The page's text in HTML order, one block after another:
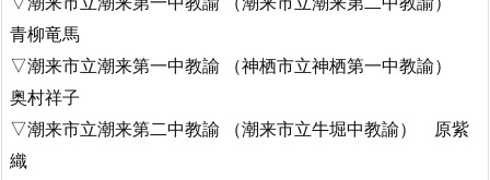
青柳竜馬
▽潮来市立潮来第一中教諭 （神栖市立神栖第一中教諭）
奥村祥子
▽潮来市立潮来第二中教諭 （潮来市立牛堀中教諭） 原紫
織